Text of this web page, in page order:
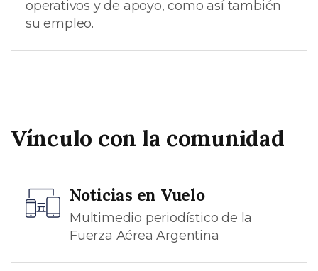
operativos y de apoyo, como así también
su empleo.
Vínculo con la comunidad
Noticias en Vuelo
Multimedio periodístico de la
Fuerza Aérea Argentina